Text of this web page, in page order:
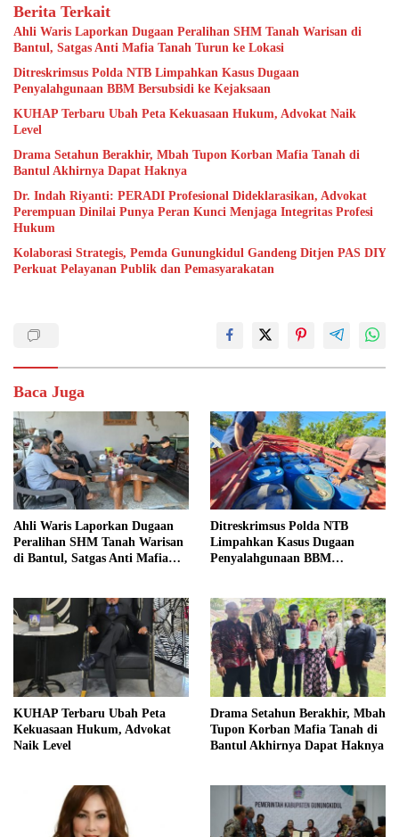
Berita Terkait
Ahli Waris Laporkan Dugaan Peralihan SHM Tanah Warisan di
Bantul, Satgas Anti Mafia Tanah Turun ke Lokasi
Ditreskrimsus Polda NTB Limpahkan Kasus Dugaan
Penyalahgunaan BBM Bersubsidi ke Kejaksaan
KUHAP Terbaru Ubah Peta Kekuasaan Hukum, Advokat Naik
Level
Drama Setahun Berakhir, Mbah Tupon Korban Mafia Tanah di
Bantul Akhirnya Dapat Haknya
Dr. Indah Riyanti: PERADI Profesional Dideklarasikan, Advokat
Perempuan Dinilai Punya Peran Kunci Menjaga Integritas Profesi
Hukum
Kolaborasi Strategis, Pemda Gunungkidul Gandeng Ditjen PAS DIY
Perkuat Pelayanan Publik dan Pemasyarakatan
Baca Juga
Ahli Waris Laporkan Dugaan
Peralihan SHM Tanah Warisan
di Bantul, Satgas Anti Mafia
Ditreskrimsus Polda NTB
Limpahkan Kasus Dugaan
Penyalahgunaan BBM
KUHAP Terbaru Ubah Peta
Kekuasaan Hukum, Advokat
Naik Level
Drama Setahun Berakhir, Mbah
Tupon Korban Mafia Tanah di
Bantul Akhirnya Dapat Haknya